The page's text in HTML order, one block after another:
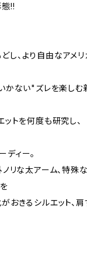
!!
し、より自由なアメリ
ない"ズレを楽しむ
トを何度も研究し、
ィー。
リな太アーム、特殊な
おきるシルエット、肩